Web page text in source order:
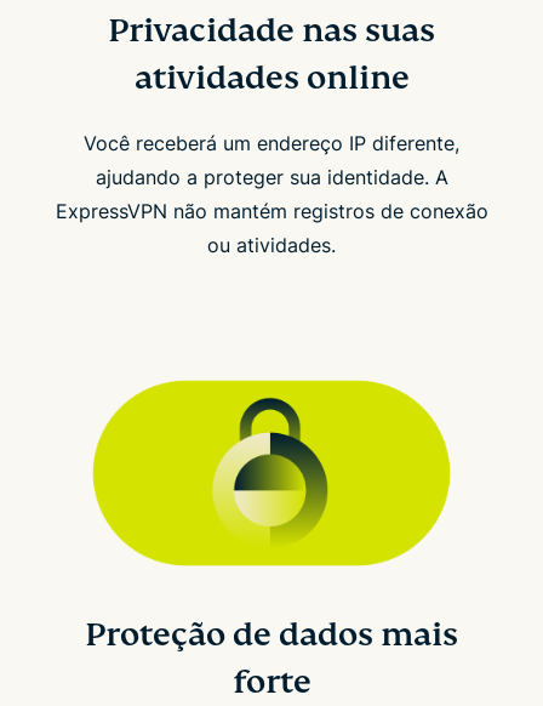
Privacidade nas suas
atividades online
Você receberá um endereço IP diferente,
ajudando a proteger sua identidade. A
ExpressVPN não mantém registros de conexão
ou atividades.
Proteção de dados mais
forte